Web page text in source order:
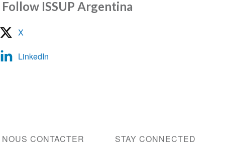
Messenger
Follow ISSUP Argentina
X
LinkedIn
NOUS CONTACTER STAY CONNECTED